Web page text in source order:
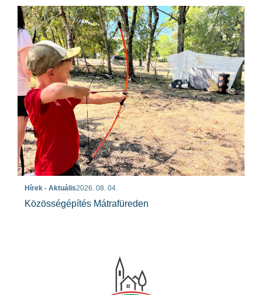
Hírek - Aktuális2026. 08. 04.
Közösségépítés Mátrafüreden